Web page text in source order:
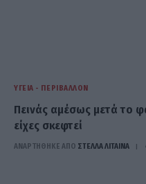
ΥΓΕΊΑ - ΠΕΡΙΒΆΛΛΟΝ
Πεινάς αμέσως μετά το
είχες σκεφτεί
ΑΝΑΡΤΗΘΗΚΕ ΑΠΟ ΣΤΈΛΛΑ ΛΊΤΑΙΝΑ